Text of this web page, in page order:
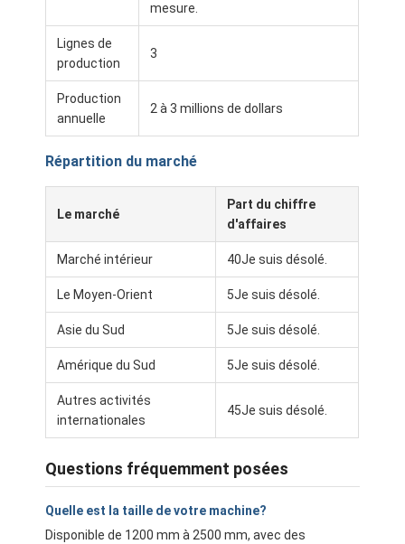
mesure.
Lignes de
production
3
Production
annuelle
2 à 3 millions de dollars
Répartition du marché
Le marché
Part du chiffre
d'affaires
Marché intérieur 40Je suis désolé.
Le Moyen-Orient 5Je suis désolé.
Asie du Sud 5Je suis désolé.
Amérique du Sud 5Je suis désolé.
Autres activités
internationales
45Je suis désolé.
Questions fréquemment posées
Quelle est la taille de votre machine?
Disponible de 1200 mm à 2500 mm, avec des